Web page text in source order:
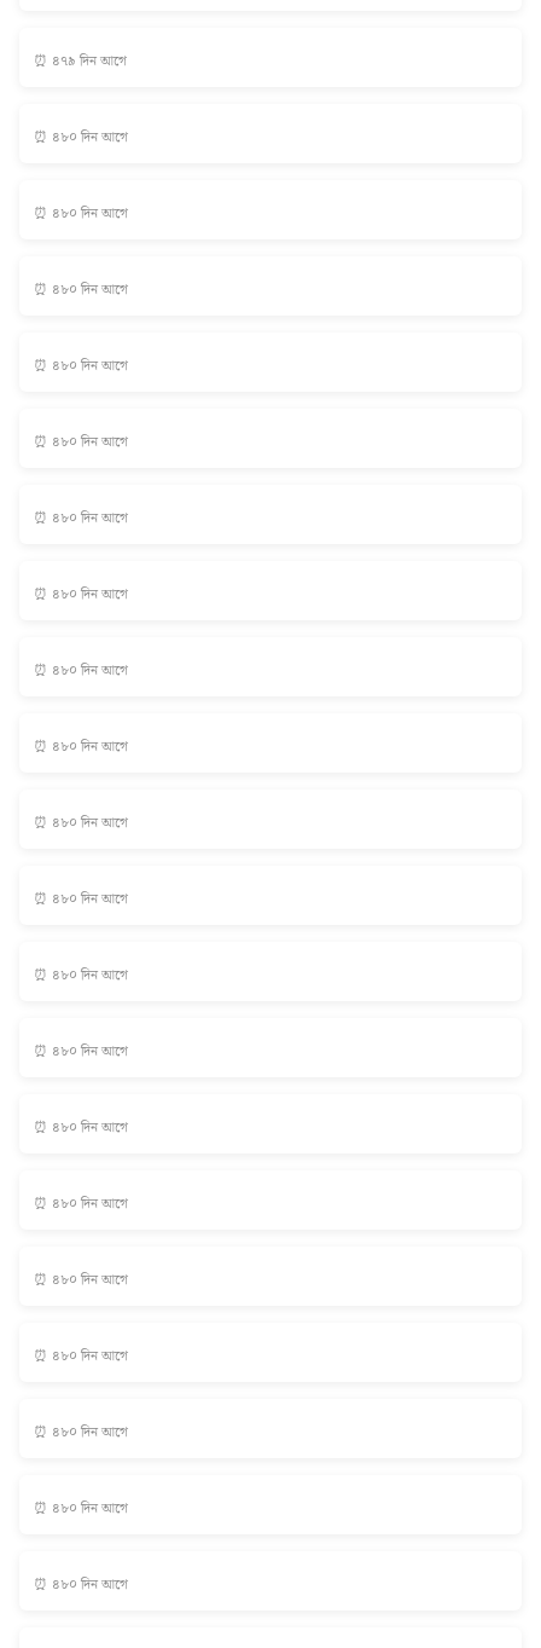
⏰ ৪৭৯ দিন আগে
⏰ ৪৮০ দিন আগে
⏰ ৪৮০ দিন আগে
⏰ ৪৮০ দিন আগে
⏰ ৪৮০ দিন আগে
⏰ ৪৮০ দিন আগে
⏰ ৪৮০ দিন আগে
⏰ ৪৮০ দিন আগে
⏰ ৪৮০ দিন আগে
⏰ ৪৮০ দিন আগে
⏰ ৪৮০ দিন আগে
⏰ ৪৮০ দিন আগে
⏰ ৪৮০ দিন আগে
⏰ ৪৮০ দিন আগে
⏰ ৪৮০ দিন আগে
⏰ ৪৮০ দিন আগে
⏰ ৪৮০ দিন আগে
⏰ ৪৮০ দিন আগে
⏰ ৪৮০ দিন আগে
⏰ ৪৮০ দিন আগে
⏰ ৪৮০ দিন আগে